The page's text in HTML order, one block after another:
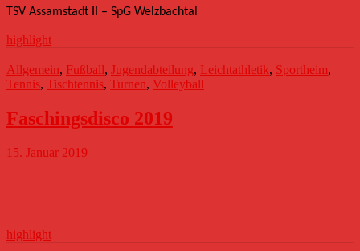
TSV Assamstadt II – SpG Welzbachtal
highlight
Allgemein, Fußball, Jugendabteilung, Leichtathletik, Sportheim,
Tennis, Tischtennis, Turnen, Volleyball
Faschingsdisco 2019
15. Januar 2019
highlight